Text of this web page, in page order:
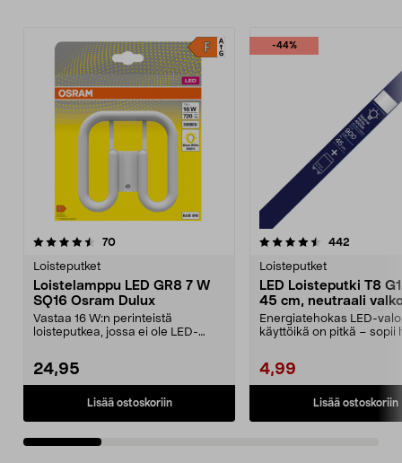
70arvostelut
Loisteputket
Loistelamppu LED GR8 7 W
SQ16 Osram Dulux
Vastaa 16 W:n perinteistä
loisteputkea, jossa ei ole LED-
24,95
Lisää ostoskoriin
-44%
4.5 viidestä
442
Loisteputket
LED Loisteputki T8
45 cm, neutraali
Energiatehokas LED-
käyttöikä on pitkä – sopii
4,99
Lisää ostoskoriin
4.5 viidestä